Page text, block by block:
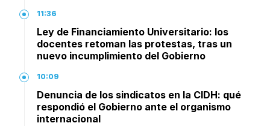
11:36
Ley de Financiamiento Universitario: los
docentes retoman las protestas, tras un
nuevo incumplimiento del Gobierno
10:09
Denuncia de los sindicatos en la CIDH: qué
respondió el Gobierno ante el organismo
internacional